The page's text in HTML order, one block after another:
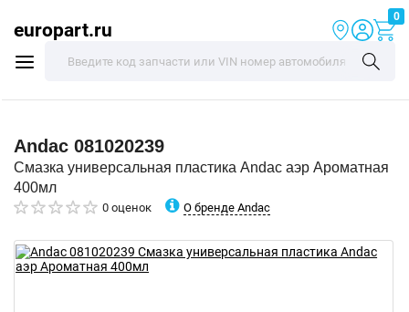
europart.ru
0
Andac 081020239
Смазка универсальная пластика Andac аэр Ароматная
400мл
0 оценок О бренде Andac